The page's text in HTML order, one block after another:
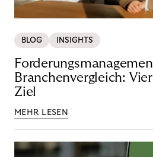
BLOG INSIGHTS
Branchenvergleich:
Ziel
MEHR LESEN